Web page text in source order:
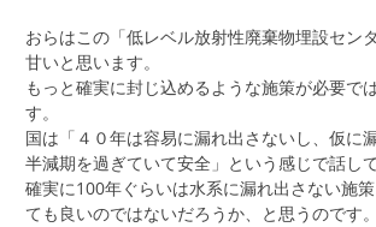
おらはこの「低レベル放射性廃棄物埋設セン
甘いと思います。
もっと確実に封じ込めるような施策が必要で
す。
国は「４０年は容易に漏れ出さないし、仮に
半減期を過ぎていて安全」という感じで話し
確実に100年ぐらいは水系に漏れ出さない施
ても良いのではないだろうか、と思うのです。